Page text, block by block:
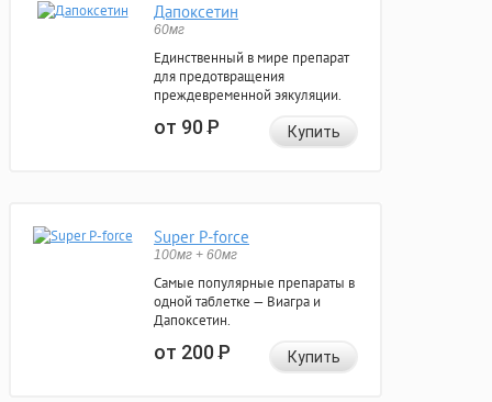
Дапоксетин
60мг
Единственный в мире препарат
для предотвращения
преждевременной эякуляции.
от 90Р Купить
Super P-force
100мг + 60мг
Самые популярные препараты в
одной таблетке — Виагра и
Дапоксетин.
от 200Р Купить